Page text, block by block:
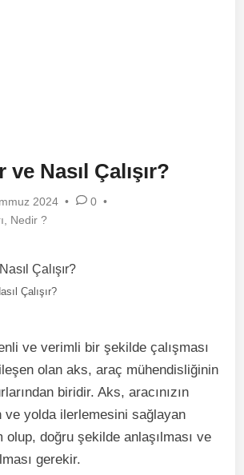
Nasıl Çalışır?
2024 • 0 •
Nedir ?
Çalışır?
ve verimli bir şekilde çalışması
olan aks, araç mühendisliğinin
biridir. Aks, aracınızın
ve yolda ilerlemesini sağlayan
doğru şekilde anlaşılması ve
gerekir.